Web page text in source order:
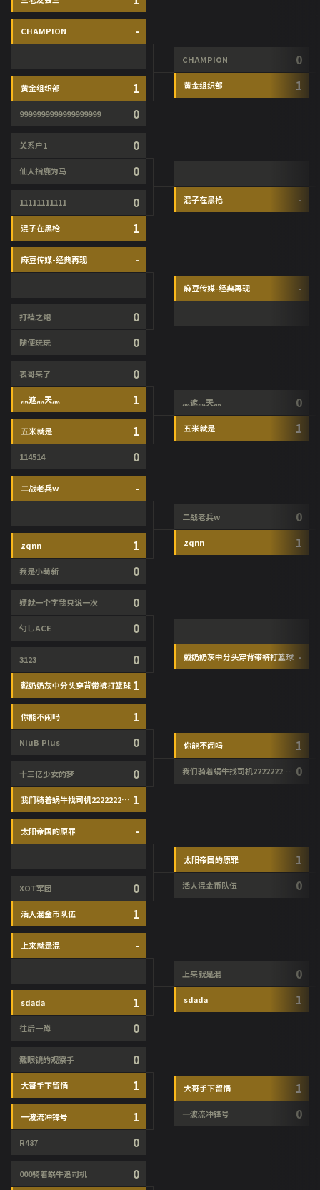
CHAMPION -
黄金组织部 1
9999999999999999999 0
关系户1 0
仙人指鹿为马 0
11111111111 0
混子在黑枪 1
麻豆传媒-经典再现 -
打裆之炮 0
随便玩玩 0
表哥来了 0
灬遮灬天灬 1
五米就是 1
114514 0
二战老兵w -
zqnn 1
我是小萌新 0
嫖就一个字我只说一次 0
勺乚ACE 0
3123 0
戴奶奶灰中分头穿背带裤打篮球 1
你能不闹吗 1
NiuB Plus 0
十三亿少女的梦 0
我们骑着蜗牛找司机22222222222 1
太阳帝国的原罪 -
XOT军团 0
活人混金币队伍 1
上来就是混 -
sdada 1
往后一蹲 0
戴眼镜的观察手 0
大哥手下留情 1
一波流冲锋号 1
R487 0
000骑着蜗牛追司机 0
CHAMPION 0
黄金组织部 1
混子在黑枪 -
麻豆传媒-经典再现 -
灬遮灬天灬 0
五米就是 1
二战老兵w 0
zqnn 1
戴奶奶灰中分头穿背带裤打篮球 -
你能不闹吗 1
我们骑着蜗牛找司机22222222222 0
太阳帝国的原罪 1
活人混金币队伍 0
上来就是混 0
sdada 1
大哥手下留情 1
一波流冲锋号 0